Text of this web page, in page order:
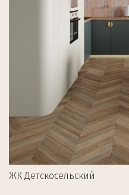
ЖК Детскосельский